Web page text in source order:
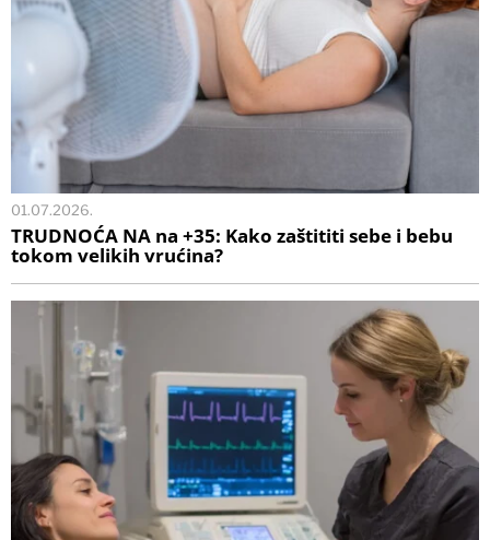
01.07.2026.
TRUDNOĆA NA na +35: Kako zaštititi sebe i bebu
tokom velikih vrućina?